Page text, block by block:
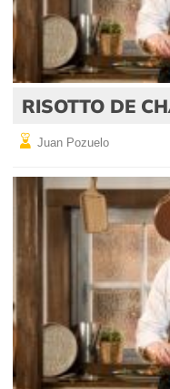
RISOTTO DE
Juan Pozuelo